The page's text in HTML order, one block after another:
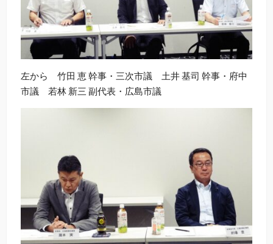
左から 竹田 恵 幹事・三次市議 土井 基司 幹事・府中
市議 若林 新三 副代表・広島市議